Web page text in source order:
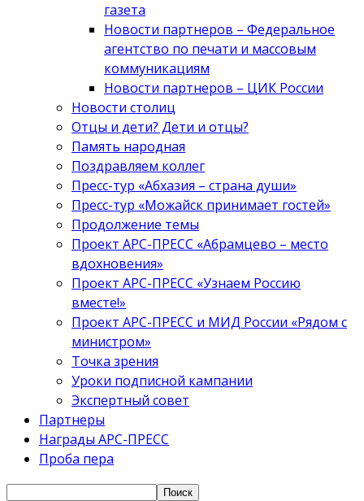
газета
Новости партнеров – Федеральное
агентство по печати и массовым
коммуникациям
Новости партнеров – ЦИК России
Новости столиц
Отцы и дети? Дети и отцы?
Память народная
Поздравляем коллег
Пресс-тур «Абхазия – страна души»
Пресс-тур «Можайск принимает гостей»
Продолжение темы
Проект АРС-ПРЕСС «Абрамцево – место
вдохновения»
Проект АРС-ПРЕСС «Узнаем Россию
вместе!»
Проект АРС-ПРЕСС и МИД России «Рядом с
министром»
Точка зрения
Уроки подписной кампании
Экспертный совет
Партнеры
Награды АРС-ПРЕСС
Проба пера